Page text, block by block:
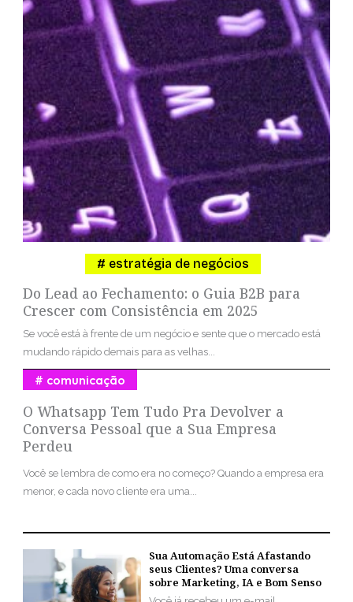
Do Lead ao Fechamento: o Guia B2B para
Crescer com Consistência em 2025
estratégia de negócios
Se você está à frente de um negócio e sente que o mercado está
mudando rápido demais para as velhas...
O Whatsapp Tem Tudo Pra Devolver a
Conversa Pessoal que a Sua Empresa
Perdeu
comunicação
Você se lembra de como era no começo? Quando a empresa era
menor, e cada novo cliente era uma...
Sua Automação Está Afastando
seus Clientes? Uma conversa
sobre Marketing, IA e Bom Senso